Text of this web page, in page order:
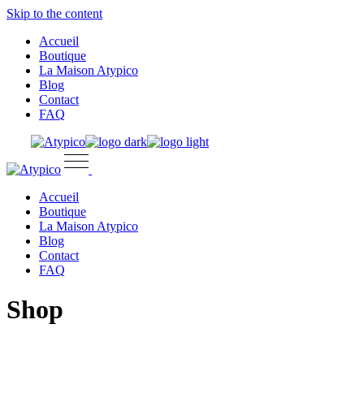
Skip to the content
Accueil
Boutique
La Maison Atypico
Blog
Contact
FAQ
Accueil
Boutique
La Maison Atypico
Blog
Contact
FAQ
Shop